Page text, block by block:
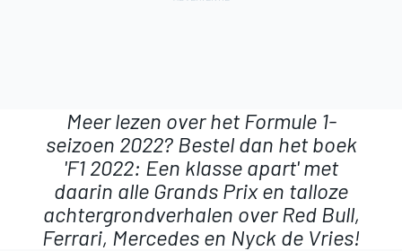
Meer lezen over het Formule 1-
seizoen 2022? Bestel dan het boek
'F1 2022: Een klasse apart' met
daarin alle Grands Prix en talloze
achtergrondverhalen over Red Bull,
Ferrari, Mercedes en Nyck de Vries!